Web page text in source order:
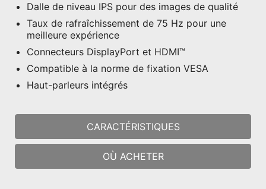
Dalle de niveau IPS pour des images de qualité
Taux de rafraîchissement de 75 Hz pour une
meilleure expérience
Connecteurs DisplayPort et HDMI™
Compatible à la norme de fixation VESA
Haut-parleurs intégrés
CARACTÉRISTIQUES
OÙ ACHETER